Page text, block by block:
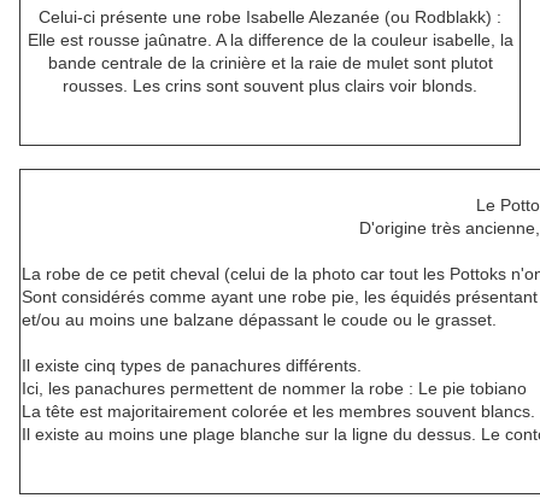
Celui-ci présente une robe Isabelle Alezanée (ou Rodblakk) :
Elle est rousse jaûnatre. A la difference de la couleur isabelle, la
bande centrale de la crinière et la raie de mulet sont plutot
rousses. Les crins sont souvent plus clairs voir blonds.
Le
D'origine très
La robe de ce petit cheval (celui de la photo car tout les Pottoks
Sont considérés comme ayant une robe pie, les équidés
et/ou au moins une balzane dépassant le coude ou le grasset.
Il existe cinq types de panachures différents.
Ici, les panachures permettent de nommer la robe : Le pie tobiano
La tête est majoritairement colorée et les membres souvent
Il existe au moins une plage blanche sur la ligne du dessus. Le